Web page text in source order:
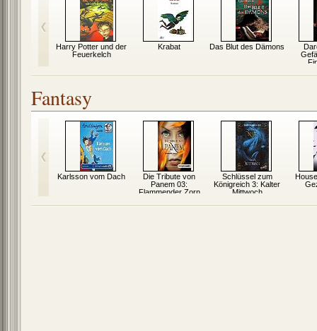
Harry Potter und der
Feuerkelch
Krabat Das Blut des Dämons
Fantasy
Karlsson vom Dach
Die Tribute von
Panem 03:
Flammender Zorn
Schlüssel zum
Königreich 3: Kalter
Mittwoch